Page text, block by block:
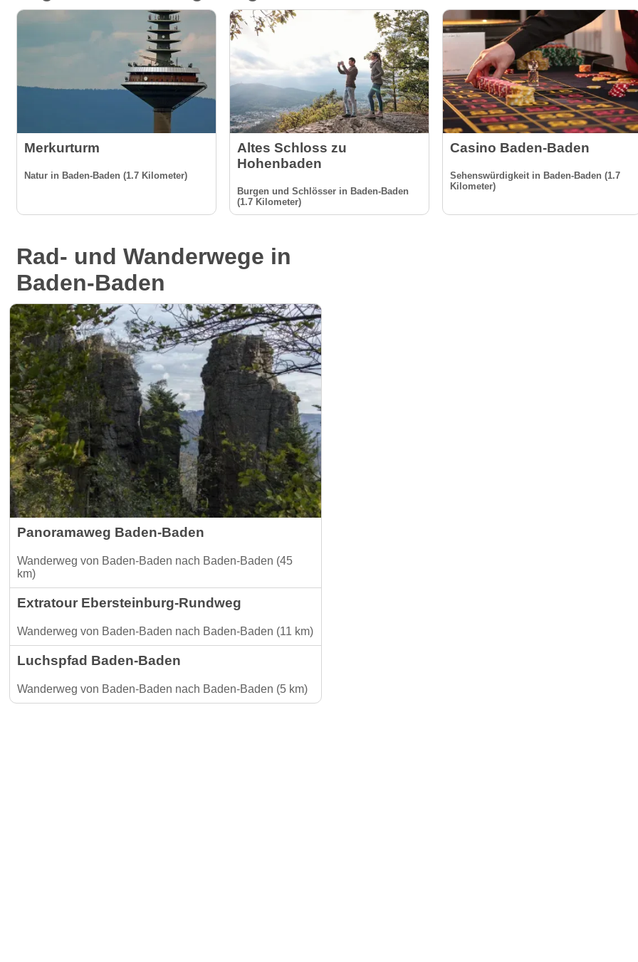
Merkurturm
Natur in Baden-Baden (1.7 Kilometer)
Altes Schloss zu
Hohenbaden
Burgen und Schlösser in Baden-Baden
(1.7 Kilometer)
Casino Baden-Baden
Sehenswürdigkeit in Baden-Baden (1.7
Kilometer)
Rad- und Wanderwege in
Baden-Baden
Panoramaweg Baden-Baden
Wanderweg von Baden-Baden nach Baden-Baden (45
km)
Extratour Ebersteinburg-Rundweg
Wanderweg von Baden-Baden nach Baden-Baden (11 km)
Luchspfad Baden-Baden
Wanderweg von Baden-Baden nach Baden-Baden (5 km)